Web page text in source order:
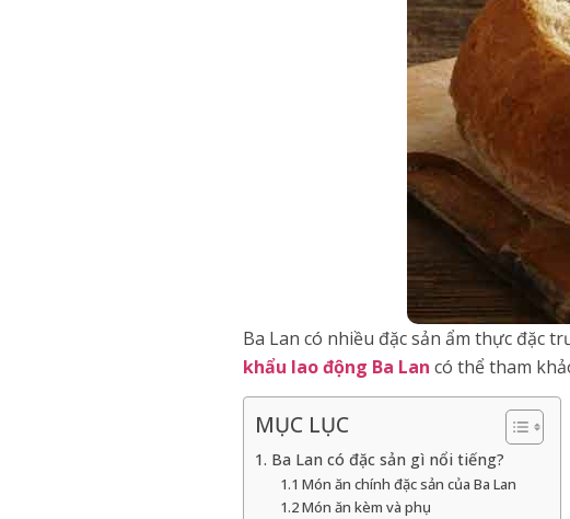
Ba Lan có nhiều đặc sản ẩm thực đặc
khẩu lao động Ba Lan có thể tham
MỤC LỤC
1. Ba Lan có đặc sản gì nổi tiếng?
1.1 Món ăn chính đặc sản của Ba Lan
1.2 Món ăn kèm và phụ